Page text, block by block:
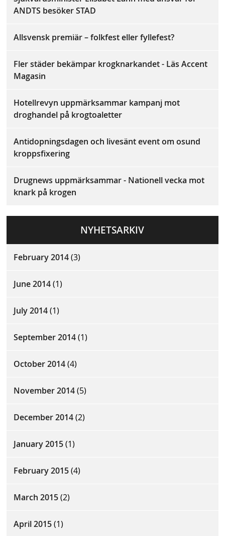
ANDTS besöker STAD
Allsvensk premiär – folkfest eller fyllefest?
Fler städer bekämpar krogknarkandet - Läs Accent
Magasin
Hotellrevyn uppmärksammar kampanj mot
droghandel på krogtoaletter
Antidopningsdagen och livesänt event om osund
kroppsfixering
Drugnews uppmärksammar - Nationell vecka mot
knark på krogen
NYHETSARKIV
February 2014(3)
June 2014(1)
July 2014(1)
September 2014(1)
October 2014(4)
November 2014(5)
December 2014(2)
January 2015(1)
February 2015(4)
March 2015(2)
April 2015(1)